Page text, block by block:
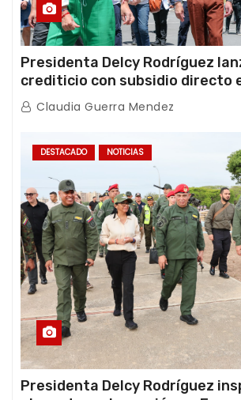
Presidenta Delcy Rodríguez
crediticio con subsidio directo
con Juntas de Condominio
Claudia Guerra Mendez
DESTACADO NOTICIAS
Presidenta Delcy Rodríguez